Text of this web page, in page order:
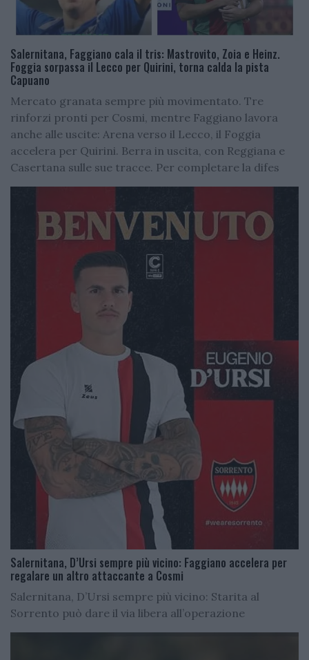
Salernitana, Faggiano cala il tris: Mastrovito, Zoia e Heinz.
Foggia sorpassa il Lecco per Quirini, torna calda la pista
Capuano
Mercato granata sempre più movimentato. Tre
rinforzi pronti per Cosmi, mentre Faggiano lavora
anche alle uscite: Arena verso il Lecco, il Foggia
accelera per Quirini. Berra in uscita, con Reggiana e
Casertana sulle sue tracce. Per completare la difes
Salernitana, D’Ursi sempre più vicino: Faggiano accelera per
regalare un altro attaccante a Cosmi
Salernitana, D’Ursi sempre più vicino: Starita al
Sorrento può dare il via libera all’operazione